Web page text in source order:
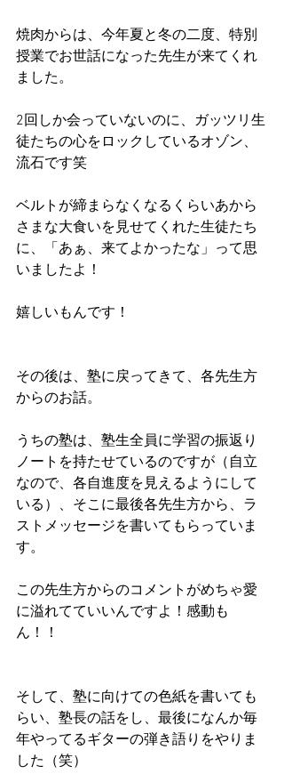
焼肉からは、今年夏と冬の二度、特別
授業でお世話になった先生が来てくれ
ました。
2回しか会っていないのに、ガッツリ生
徒たちの心をロックしているオゾン、
流石です笑
ベルトが締まらなくなるくらいあから
さまな大食いを見せてくれた生徒たち
に、「あぁ、来てよかったな」って思
いましたよ！
嬉しいもんです！
その後は、塾に戻ってきて、各先生方
からのお話。
うちの塾は、塾生全員に学習の振返り
ノートを持たせているのですが（自立
なので、各自進度を見えるようにして
いる）、そこに最後各先生方から、ラ
ストメッセージを書いてもらっていま
す。
この先生方からのコメントがめちゃ愛
に溢れてていいんですよ！感動も
ん！！
そして、塾に向けての色紙を書いても
らい、塾長の話をし、最後になんか毎
年やってるギターの弾き語りをやりま
した（笑）